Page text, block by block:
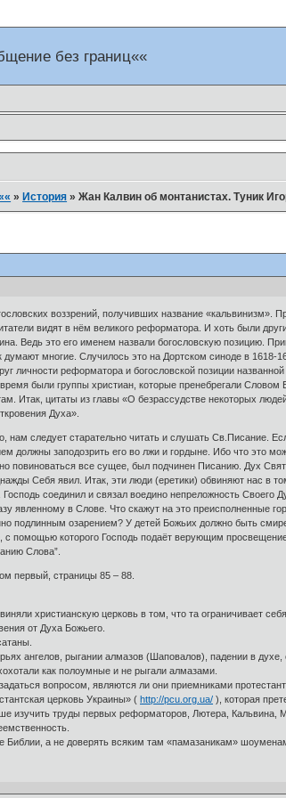
без границ««
»История »Жан Калвин об монтанистах. Туник
воззрений, получивших название «кальвинизм».
видят в нём великого реформатора. И хоть были
Ведь это его именем назвали богословскую позицию.
многие. Случилось это на Дортском синоде в 1618-
личности реформатора и богословской позиции
были группы христиан, которые пренебрегали
Итак, цитаты из главы «О безрассудстве некоторых
Духа».
следует старательно читать и слушать Св.Писание.
должны заподозрить его во лжи и гордыне. Ибо что это
повиноваться все сущее, был подчинен Писанию. Дух
Себя явил. Итак, эти люди (еретики) обвиняют нас в
соединил и связал воедино непреложность
явленному в Слове. Что скажут на это преисполненные
подлинным озарением? У детей Божьих должно быть
помощью которого Господь подаёт верующим
Слова”.
первый, страницы 85 – 88.
христианскую церковь в том, что та ограничивает
от Духа Божьего.
ангелов, рыгании алмазов (Шаповалов), падении в
как полоумные и не рыгали алмазами.
вопросом, являются ли они приемниками
церковь Украины» ( http://pcu.org.ua/ ), которая
изучить труды первых реформаторов, Лютера,
Библии, а не доверять всяким там «памазаникам»